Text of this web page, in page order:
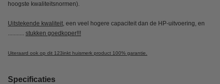
hoogste kwaliteitsnormen).
Uitstekende kwaliteit, een veel hogere capaciteit dan de HP-uitvoering, en
........... stukken goedkoper!!!
Uiteraard ook op dit 123inkt huismerk product 100% garantie.
Specificaties